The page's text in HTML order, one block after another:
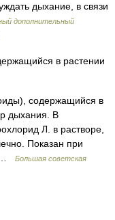
дыхание, в связи
дополнительный
в растении
содержащийся в
дыхания. В
Л. в растворе,
Показан при
…
Большая советская